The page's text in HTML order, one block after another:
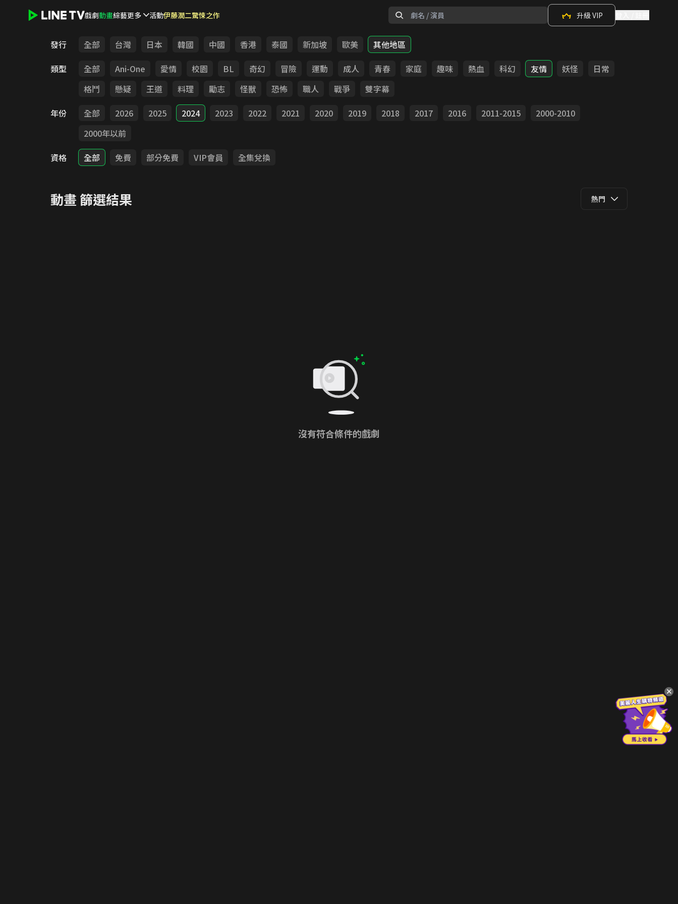
戲劇動畫綜藝更多 活動伊藤潤二驚悚之作 升級 VIP
發行 全部 台灣 日本 韓國 中國 香港 泰國 新加坡 歐美
其他地區
類型
全部 Ani-One 愛情 校園 BL 奇幻 冒險 運動 成人 青春 家庭 趣味 熱血 科幻 友情 妖怪
日常
格鬥
懸疑 王道 料理 勵志 怪獸 恐怖 職人 戰爭
雙字幕
年份
全部 2026 2025 2024 2023 2022 2021 2020 2019 2018 2017 2016 2011-2015
2000-2010
2000年以前
資格
全部 免費 部分免費 VIP會員 全集兌換
動畫 篩選結果 熱門
沒有符合條件的戲劇